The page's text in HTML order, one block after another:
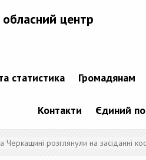
центр
статистика Громадянам
Контакти Єдиний
розглянули на засіданні